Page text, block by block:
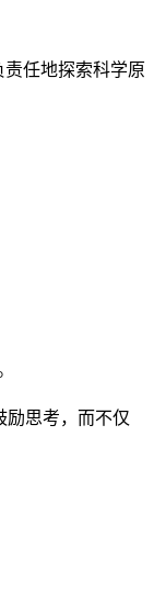
任地探索科学原
励思考，而不仅